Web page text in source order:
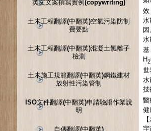
英文文案撰寫實例(copywriting)
土木工程翻譯(中翻英)空氣污染防制
費要點
土木工程翻譯(中翻英)混凝土氯離子
檢測
土木施工規範翻譯(中翻英)鋼鐵建材
放射性污染管制
ISO文件翻譯(中翻英)申請驗證作業說
明
自傳翻譯(中翻英)
效
水
水
基
H2
世
水
技
醫
健
宇